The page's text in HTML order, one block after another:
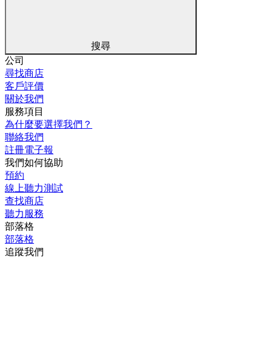
搜尋
公司
尋找商店
客戶評價
關於我們
服務項目
為什麼要選擇我們？
聯絡我們
註冊電子報
我們如何協助
預約
線上聽力測試
查找商店
聽力服務
部落格
部落格
追蹤我們